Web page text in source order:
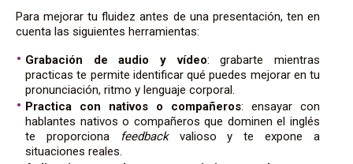
Para mejorar tu fluidez antes de una presentación, ten en
cuenta las siguientes herramientas:
Grabación de audio y vídeo: grabarte mientras
practicas te permite identificar qué puedes mejorar en tu
pronunciación, ritmo y lenguaje corporal.
Practica con nativos o compañeros: ensayar con
hablantes nativos o compañeros que dominen el inglés
te proporciona feedbackvalioso y te expone a
situaciones reales.